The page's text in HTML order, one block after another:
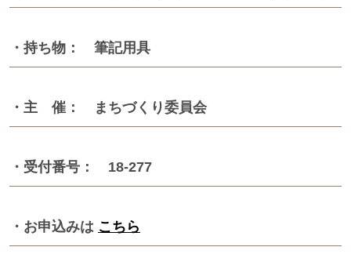
・持ち物： 筆記用具
・主 催： まちづくり委員会
・受付番号： 18-277
・お申込みは こちら